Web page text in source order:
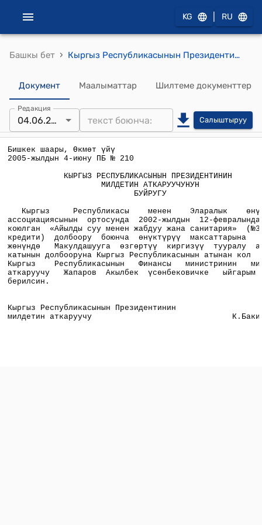
KG RU
Башкы бет › Кыргыз Республикасынын Президентинин милдетин аткаруучунун 2005-жылдын 4-июнундагы ПБ № 210 буйругу
Документ Маалыматтар Шилтеме документтер
Редакция
04.06.2005 Салыштыруу